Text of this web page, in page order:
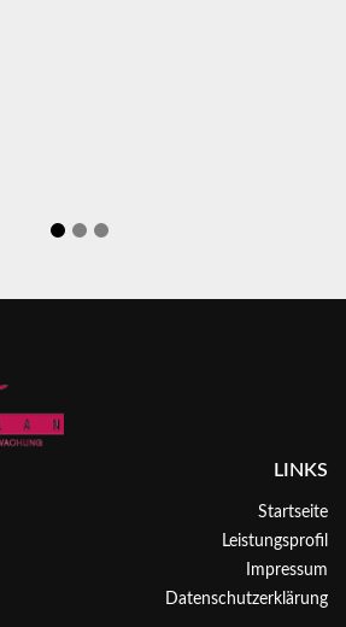
LINKS
Startseite
Leistungsprofil
Impressum
Datenschutzerklärung